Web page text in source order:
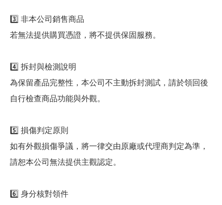
3️⃣ 非本公司銷售商品
若無法提供購買憑證，將不提供保固服務。
4️⃣ 拆封與檢測說明
為保留產品完整性，本公司不主動拆封測試，請於領回後
自行檢查商品功能與外觀。
5️⃣ 損傷判定原則
如有外觀損傷爭議，將一律交由原廠或代理商判定為準，
請恕本公司無法提供主觀認定。
6️⃣ 身分核對領件